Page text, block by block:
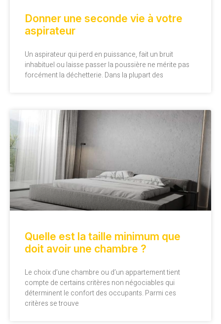
Donner une seconde vie à votre
aspirateur
Un aspirateur qui perd en puissance, fait un bruit
inhabituel ou laisse passer la poussière ne mérite pas
forcément la déchetterie. Dans la plupart des
Quelle est la taille minimum que
doit avoir une chambre ?
Le choix d’une chambre ou d’un appartement tient
compte de certains critères non négociables qui
déterminent le confort des occupants. Parmi ces
critères se trouve